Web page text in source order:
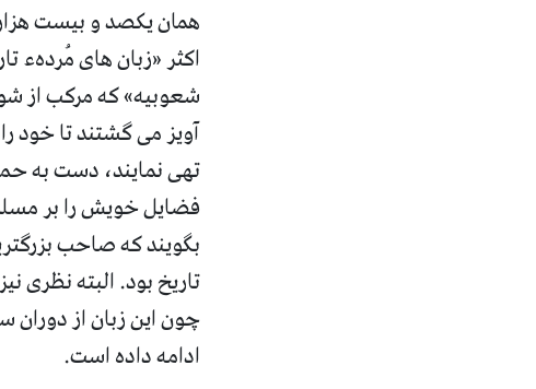
همان یکصد و بیست
اكثر «زبان های مُردهء
شعوبیه» که مرکب از
آویز می گشتند تا خود
تهی نمایند، دست به
فضایل خویش را بر
بگویند که صاحب
چون این زبان از دوران
ادامه داده است.